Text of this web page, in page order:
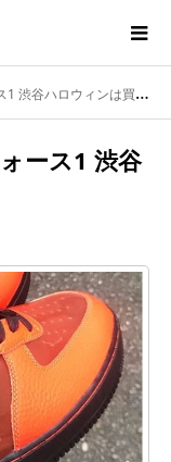
ハロウィンは買えるのか？
ース1 渋谷